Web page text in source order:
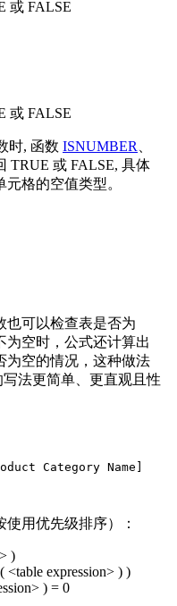
或 FALSE
或 FALSE
时, 函数 ISNUMBER
TRUE 或 FALSE, 具体
元格的空值类型。
也可以检查表是否为
为空时，公式还计算出
为空的情况，这种做法
写法更简单、更直观且性
Category Name]
用优先级排序）：
)
expression> ) )
) = 0